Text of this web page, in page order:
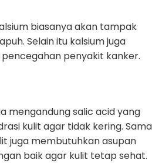
biasanya akan tampak
Selain itu kalsium juga
penyakit kanker.
mengandung salic acid yang
kulit agar tidak kering. Sama
juga membutuhkan asupan
baik agar kulit tetap sehat.